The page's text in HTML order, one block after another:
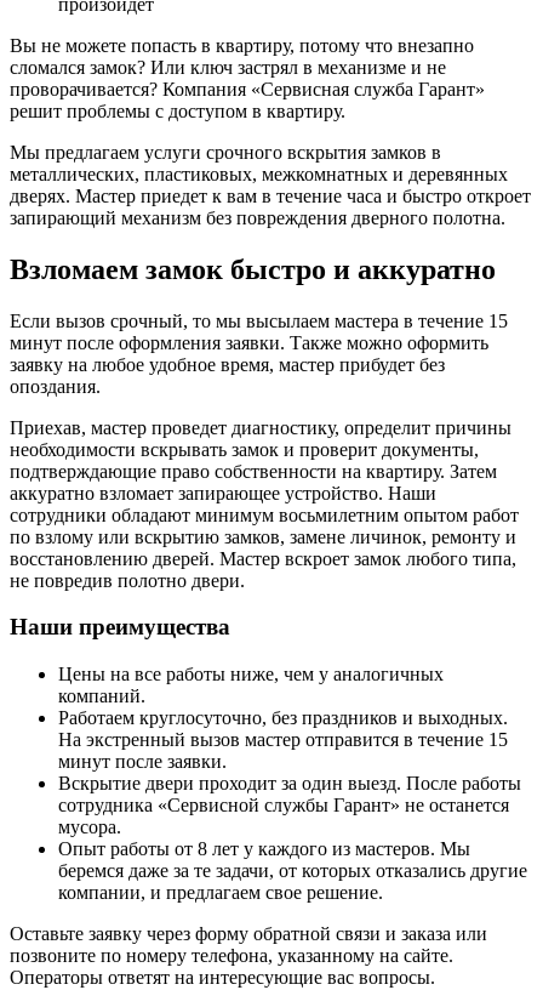
Вы не можете попасть в квартиру, потому что внезапно
сломался замок? Или ключ застрял в механизме и не
проворачивается? Компания «Сервисная служба Гарант»
решит проблемы с доступом в квартиру.
Мы предлагаем услуги срочного вскрытия замков в
металлических, пластиковых, межкомнатных и деревянных
дверях. Мастер приедет к вам в течение часа и быстро откроет
запирающий механизм без повреждения дверного полотна.
Взломаем замок быстро и аккуратно
Если вызов срочный, то мы высылаем мастера в течение 15
минут после оформления заявки. Также можно оформить
заявку на любое удобное время, мастер прибудет без
опоздания.
Приехав, мастер проведет диагностику, определит причины
необходимости вскрывать замок и проверит документы,
подтверждающие право собственности на квартиру. Затем
аккуратно взломает запирающее устройство. Наши
сотрудники обладают минимум восьмилетним опытом работ
по взлому или вскрытию замков, замене личинок, ремонту и
восстановлению дверей. Мастер вскроет замок любого типа,
не повредив полотно двери.
Наши преимущества
Цены на все работы ниже, чем у аналогичных
компаний.
Работаем круглосуточно, без праздников и выходных.
На экстренный вызов мастер отправится в течение 15
минут после заявки.
Вскрытие двери проходит за один выезд. После работы
сотрудника «Сервисной службы Гарант» не останется
мусора.
Опыт работы от 8 лет у каждого из мастеров. Мы
беремся даже за те задачи, от которых отказались другие
компании, и предлагаем свое решение.
Оставьте заявку через форму обратной связи и заказа или
позвоните по номеру телефона, указанному на сайте.
Операторы ответят на интересующие вас вопросы.